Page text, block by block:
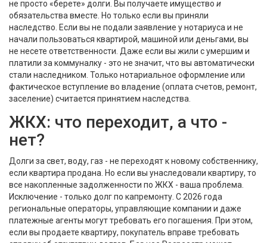
не просто «берете» долги. Вы получаете имущество и
обязательства вместе. Но только если вы приняли
наследство. Если вы не подали заявление у нотариуса и не
начали пользоваться квартирой, машиной или деньгами, вы
не несете ответственности. Даже если вы жили с умершим и
платили за коммуналку - это не значит, что вы автоматически
стали наследником. Только нотариальное оформление или
фактическое вступление во владение (оплата счетов, ремонт,
заселение) считается принятием наследства.
ЖКХ: что переходит, а что -
нет?
Долги за свет, воду, газ - не переходят к новому собственнику,
если квартира продана. Но если вы унаследовали квартиру, то
все накопленные задолженности по ЖКХ - ваша проблема.
Исключение - только долг по капремонту. С 2026 года
региональные операторы, управляющие компании и даже
платежные агенты могут требовать его погашения. При этом,
если вы продаете квартиру, покупатель вправе требовать